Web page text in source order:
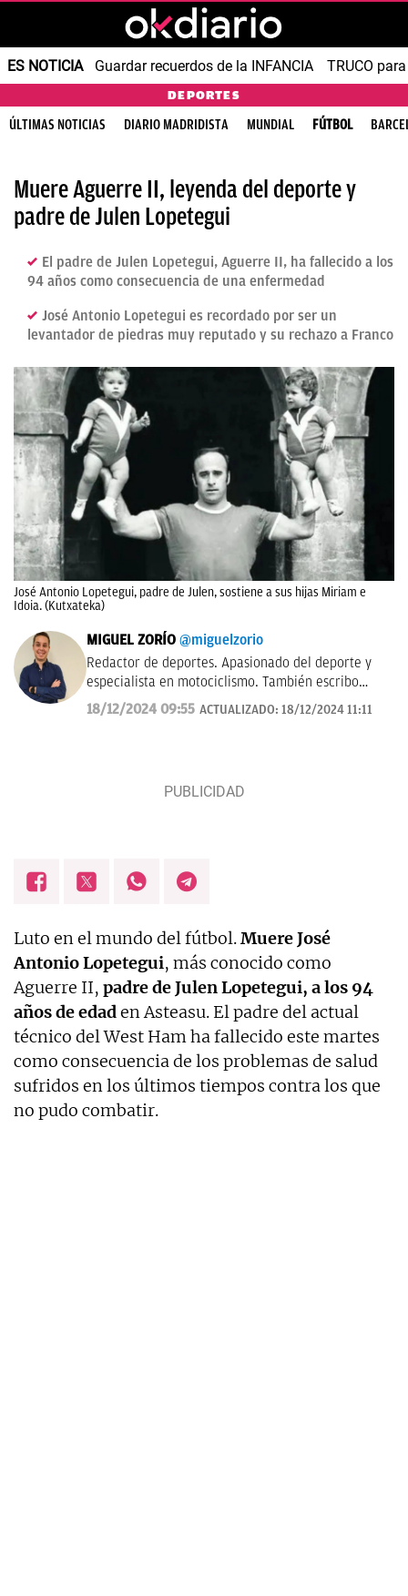
ES NOTICIA Guardar recuerdos de la INFANCIA TRUCO
DEPORTES
ÚLTIMAS NOTICIAS DIARIO MADRIDISTA MUNDIAL FÚTBOL
Muere Aguerre II, leyenda del deporte y
padre de Julen Lopetegui
El padre de Julen Lopetegui, Aguerre II, ha fallecido a los
94 años como consecuencia de una enfermedad
José Antonio Lopetegui es recordado por ser un
levantador de piedras muy reputado y su rechazo a Franco
José Antonio Lopetegui, padre de Julen, sostiene a sus hijas Miriam e
Idoia. (Kutxateka)
MIGUEL ZORÍO @miguelzorio
Redactor de deportes. Apasionado del deporte y
especialista en motociclismo. También escribo
sobre pádel y NFL.
18/12/2024 09:55 ACTUALIZADO: 18/12/2024 11:11
Luto en el mundo del fútbol.Muere José
Antonio Lopetegui, más conocido como
Aguerre II, padre de Julen Lopetegui, a los 94
años de edaden Asteasu. El padre del actual
técnico del West Ham ha fallecido este martes
como consecuencia de los problemas de salud
sufridos en los últimos tiempos contra los que
no pudo combatir.